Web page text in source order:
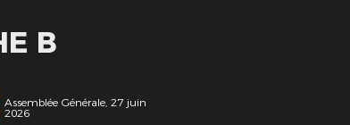
B
Assemblée Générale, 27 juin
2026